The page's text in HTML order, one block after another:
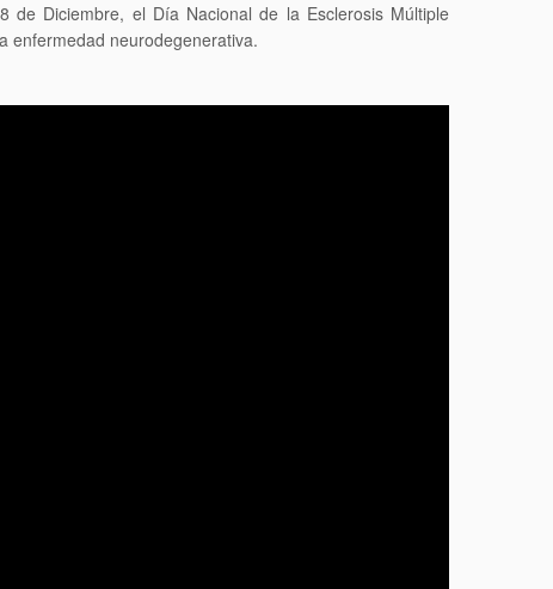
de Diciembre, el Día Nacional de la Esclerosis Múltiple
enfermedad neurodegenerativa.